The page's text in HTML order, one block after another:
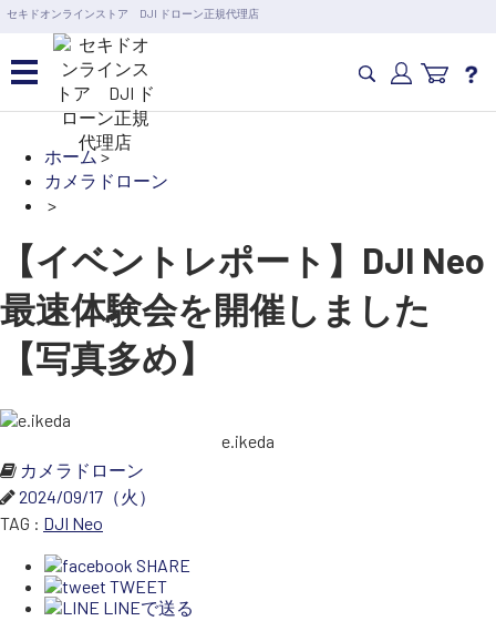
セキドオンラインストア DJI ドローン正規代理店
営業日の15時まで即日出荷
6,000円以上のご購入で送料無料！ポイント1%還元 >>
カメラドローン・生活家電
カテゴリ一覧を開く
カメラ・スタビライザー
関連製品
水中ドローン(ROV)・水中スクーター
RC・ロボット部品
講習会･国家資格･WEBセミナー
スペシャルコンテンツ
コーポレートサイト
ホーム>
カメラドローン
>
【イベントレポート】DJI Neo
最速体験会を開催しました
【写真多め】
e.ikeda
カメラドローン
2024/09/17（火）
TAG : DJI Neo
SHARE
TWEET
LINEで送る